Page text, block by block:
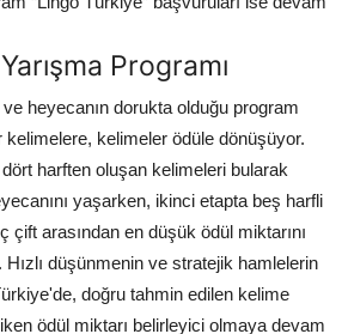
Programı
ve heyecanın dorukta olduğu program
kelimelere, kelimeler ödüle dönüşüyor.
dört harften oluşan kelimeleri bularak
yaşarken, ikinci etapta beş harfli
çift arasından en düşük ödül miktarını
düşünmenin ve stratejik hamlelerin
doğru tahmin edilen kelime
ödül miktarı belirleyici olmaya devam